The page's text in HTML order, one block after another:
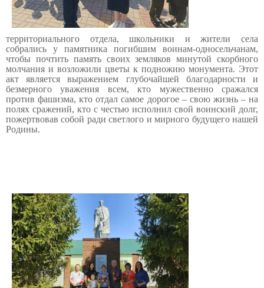
территориального отдела, школьники и жители села
собрались у памятника погибшим воинам-односельчанам,
чтобы почтить память своих земляков минутой скорбного
молчания и возложили цветы к подножию монумента. Этот
акт является выражением глубочайшей благодарности и
безмерного уважения всем, кто мужественно сражался
против фашизма, кто отдал самое дорогое – свою жизнь – на
полях сражений, кто с честью исполнил свой воинский долг,
пожертвовав собой ради светлого и мирного будущего нашей
Родины.